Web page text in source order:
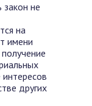
закон не
на
имени
других